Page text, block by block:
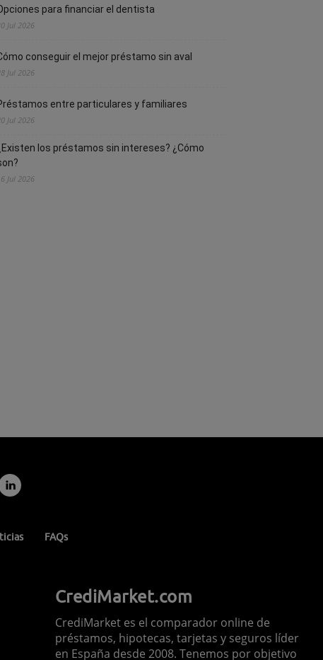
para financiar el dentista
Jul 2026
conseguir el mejor préstamo sin aval
Jul 2026
entre particulares y familiares
Jul 2026
los préstamos sin intereses? ¿Cómo
Jul 2026
FAQs
CrediMarket.com
CrediMarket es el comparador online de
préstamos, hipotecas, tarjetas y seguros líder
en España desde 2008. Tenemos por objetivo